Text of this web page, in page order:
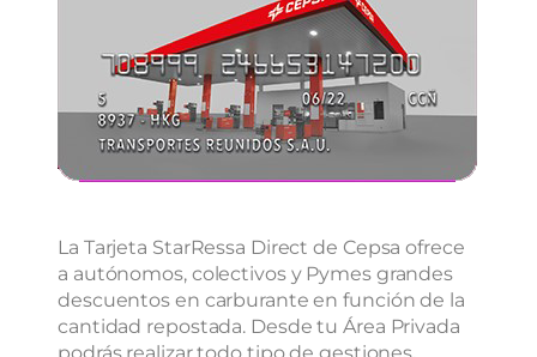
La Tarjeta StarRessa Direct de Cepsa ofrece
a autónomos, colectivos y Pymes grandes
descuentos en carburante en función de la
cantidad repostada. Desde tu Área Privada
podrás realizar todo tipo de gestiones.